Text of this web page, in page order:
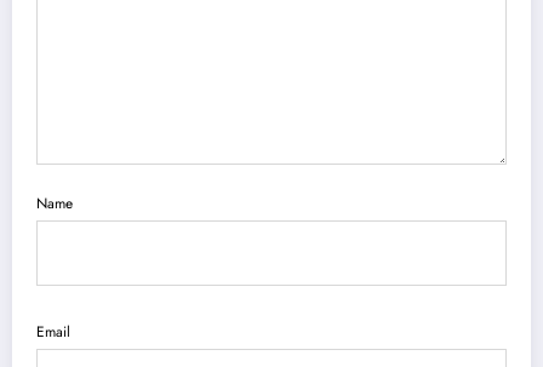
Name
Email